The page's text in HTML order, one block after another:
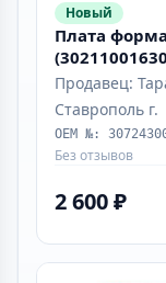
Новый
Плата
Продавец:
Ставрополь г.
OEM №:
Без отзывов
2 600 ₽